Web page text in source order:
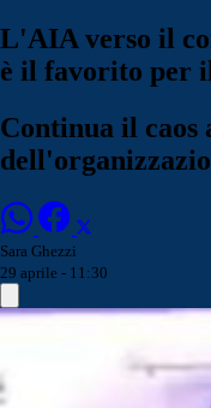
L'AIA verso il
è il favorito per
Continua il
Sara Ghezzi
29 aprile - 11:30